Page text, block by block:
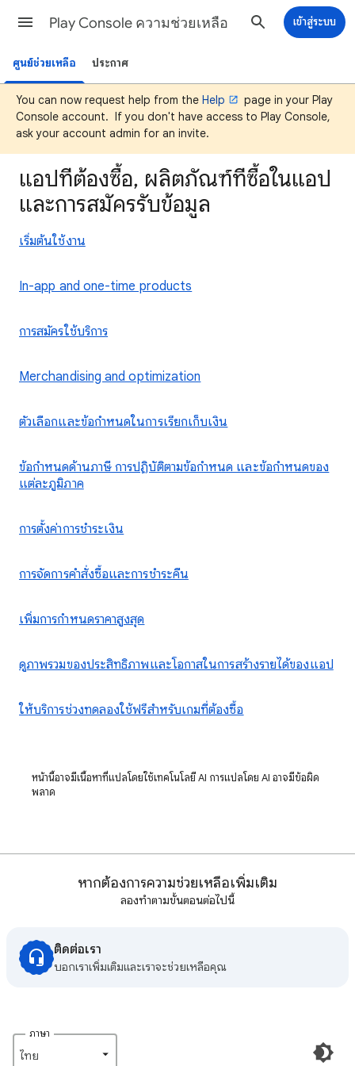
Play Console ความช่วยเหลือ เข้าสู่ระบบ
ศูนย์ช่วยเหลือ ประกาศ
You can now request help from the Help
page in your Play
Console account. If you don't have access to Play Console,
ask your account admin for an invite.
แอปที่ต้องซื้อ, ผลิตภัณฑ์ที่ซื้อในแอป
และการสมัครรับข้อมูล
เริ่มต้นใช้งาน
In-app and one-time products
การสมัครใช้บริการ
Merchandising and optimization
ตัวเลือกและข้อกำหนดในการเรียกเก็บเงิน
ข้อกำหนดด้านภาษี การปฏิบัติตามข้อกำหนด และข้อกำหนดของ
แต่ละภูมิภาค
การตั้งค่าการชำระเงิน
การจัดการคำสั่งซื้อและการชำระคืน
เพิ่มการกำหนดราคาสูงสุด
ดูภาพรวมของประสิทธิภาพและโอกาสในการสร้างรายได้ของแอป
ให้บริการช่วงทดลองใช้ฟรีสำหรับเกมที่ต้องซื้อ
หน้านี้อาจมีเนื้อหาที่แปลโดยใช้เทคโนโลยี AI การแปลโดย AI อาจมีข้อผิด
พลาด
หากต้องการความช่วยเหลือเพิ่มเติม
ลองทำตามขั้นตอนต่อไปนี้
ติดต่อเรา
บอกเราเพิ่มเติมและเราจะช่วยเหลือคุณ
ภาษา
ไทย‎